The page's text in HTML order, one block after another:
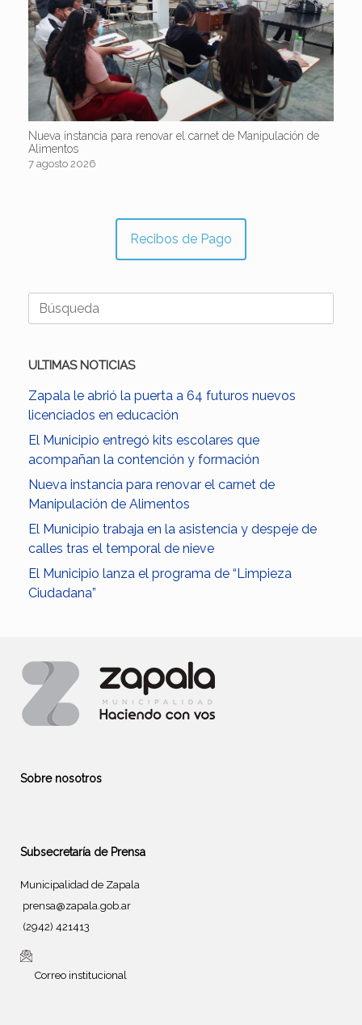
Nueva instancia para renovar el carnet de Manipulación de
Alimentos
7 agosto 2026
Recibos de Pago
Buscar:
ULTIMAS NOTICIAS
Zapala le abrió la puerta a 64 futuros nuevos
licenciados en educación
El Municipio entregó kits escolares que
acompañan la contención y formación
Nueva instancia para renovar el carnet de
Manipulación de Alimentos
El Municipio trabaja en la asistencia y despeje de
calles tras el temporal de nieve
El Municipio lanza el programa de “Limpieza
Ciudadana”
Sobre nosotros
Subsecretaría de Prensa
Municipalidad de Zapala
prensa@zapala.gob.ar
(2942) 421413
Correo institucional